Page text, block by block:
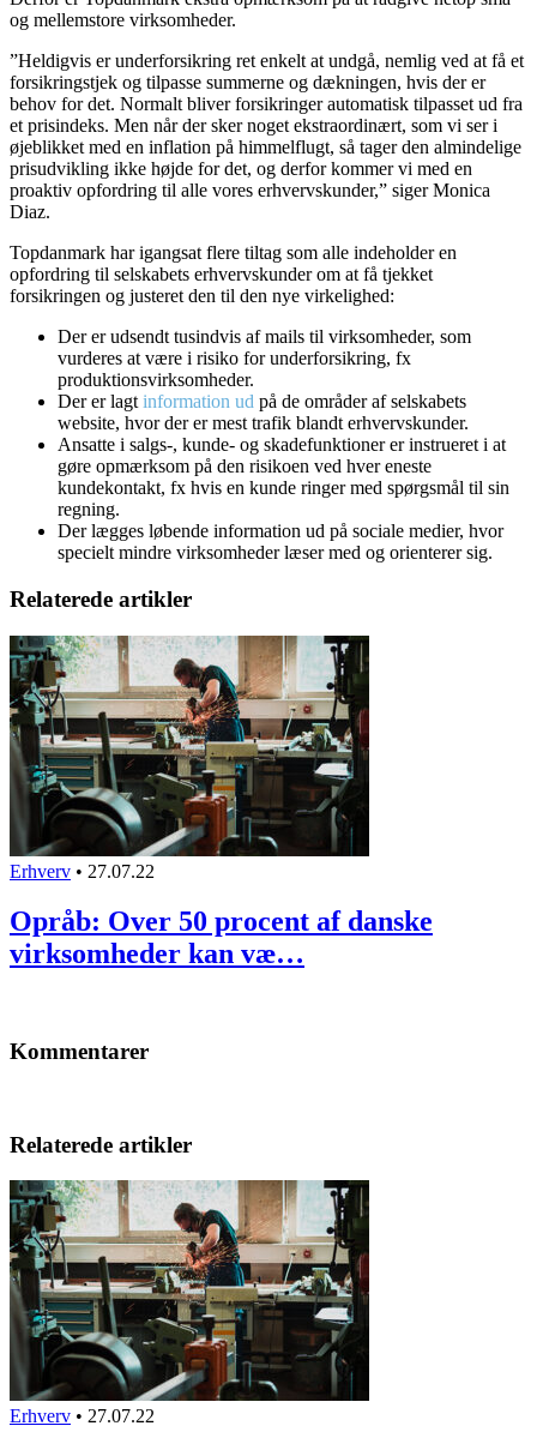
og mellemstore virksomheder.
”Heldigvis er underforsikring ret enkelt at undgå, nemlig ved at få et
forsikringstjek og tilpasse summerne og dækningen, hvis der er
behov for det. Normalt bliver forsikringer automatisk tilpasset ud fra
et prisindeks. Men når der sker noget ekstraordinært, som vi ser i
øjeblikket med en inflation på himmelflugt, så tager den almindelige
prisudvikling ikke højde for det, og derfor kommer vi med en
proaktiv opfordring til alle vores erhvervskunder,” siger Monica
Diaz.
Topdanmark har igangsat flere tiltag som alle indeholder en
opfordring til selskabets erhvervskunder om at få tjekket
forsikringen og justeret den til den nye virkelighed:
Der er udsendt tusindvis af mails til virksomheder, som
vurderes at være i risiko for underforsikring, fx
produktionsvirksomheder.
Der er lagt information ud på de områder af selskabets
website, hvor der er mest trafik blandt erhvervskunder.
Ansatte i salgs-, kunde- og skadefunktioner er instrueret i at
gøre opmærksom på den risikoen ved hver eneste
kundekontakt, fx hvis en kunde ringer med spørgsmål til sin
regning.
Der lægges løbende information ud på sociale medier, hvor
specielt mindre virksomheder læser med og orienterer sig.
Relaterede artikler
Erhverv • 27.07.22
Opråb: Over 50 procent af danske
virksomheder kan væ…
Kommentarer
Relaterede artikler
Erhverv • 27.07.22